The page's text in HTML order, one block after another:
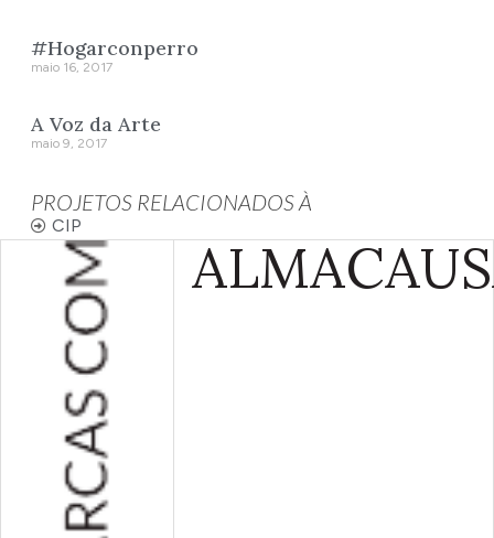
#Hogarconperro
maio 16, 2017
A Voz da Arte
maio 9, 2017
PROJETOS RELACIONADOS À
CIP
ALMA